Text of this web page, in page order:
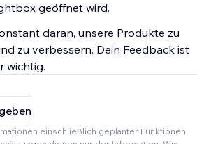
geöffnet wird.
daran, unsere Produkte zu
zu verbessern. Dein Feedback ist
wichtig.
einschließlich geplanter Funktionen